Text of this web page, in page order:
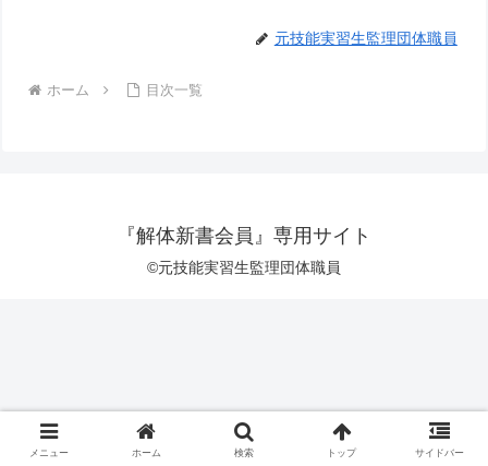
元技能実習生監理団体職員
ホーム 目次一覧
『解体新書会員』専用サイト
©元技能実習生監理団体職員
メニュー ホーム 検索 トップ サイドバー